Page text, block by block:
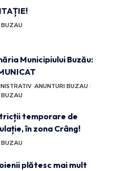
BUZAU
Municipiului Buzău:
ANUNTURI BUZAU
BUZAU
temporare de
în zona Crâng!
BUZAU
plătesc mai mult